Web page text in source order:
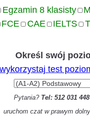
wszystkie zasady,
naszej
Wypełnij